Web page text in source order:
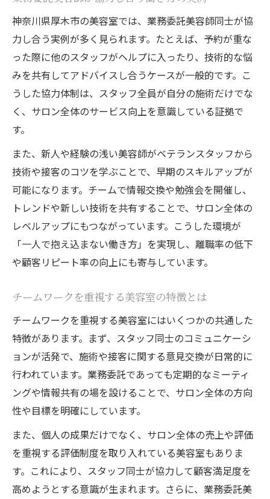
神奈川県厚木市の美容室では、業務委託美容師同士が協
力し合う実例が多く見られます。たとえば、予約が重な
った際に他のスタッフがヘルプに入ったり、技術的な悩
みを共有してアドバイスし合うケースが一般的です。こ
うした協力体制は、スタッフ全員が自分の施術だけでな
く、サロン全体のサービス向上を意識している証拠で
す。
また、新人や経験の浅い美容師がベテランスタッフから
技術や接客のコツを学ぶことで、早期のスキルアップが
可能になります。チームで情報交換や勉強会を開催し、
トレンドや新しい技術を共有することで、サロン全体の
レベルアップにもつながっています。こうした環境が
「一人で抱え込まない働き方」を実現し、離職率の低下
や顧客リピート率の向上にも寄与しています。
チームワークを重視する美容室の特徴とは
チームワークを重視する美容室にはいくつかの共通した
特徴があります。まず、スタッフ同士のコミュニケーシ
ョンが活発で、施術や接客に関する意見交換が日常的に
行われています。業務委託であっても定期的なミーティ
ングや情報共有の場を設けることで、サロン全体の方向
性や目標を明確にしています。
また、個人の成果だけでなく、サロン全体の売上や評価
を重視する評価制度を取り入れている美容室もありま
す。これにより、スタッフ同士が協力して顧客満足度を
高めようとする意識が生まれます。さらに、業務委託美